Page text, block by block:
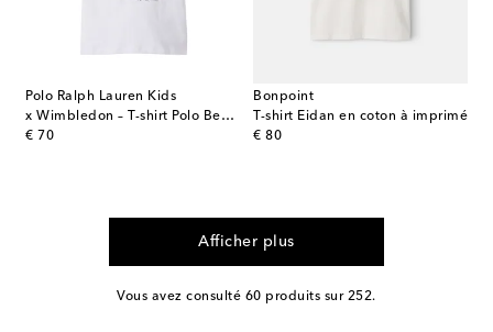
Polo Ralph Lauren Kids
x Wimbledon – T-shirt Polo Bear en coton
€ 70
original price
Bonpoint
T-shirt Eidan en coton à imprimé
€ 80
original price
Afficher plus
Vous avez consulté 60 produits sur 252.